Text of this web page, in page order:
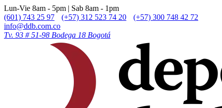
Lun-Vie 8am - 5pm | Sab 8am - 1pm
(601) 743 25 97
(+57) 312 523 74 20
(+57) 300 748 42 72
info@ddb.com.co
Tv. 93 # 51-98 Bodega 18 Bogotá